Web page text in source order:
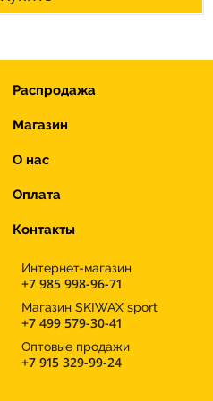
Распродажа
Магазин
О нас
Оплата
Контакты
Интернет-магазин
+7 985 998-96-71
Магазин SKIWAX sport
+7 499 579-30-41
Оптовые продажи
+7 915 329-99-24